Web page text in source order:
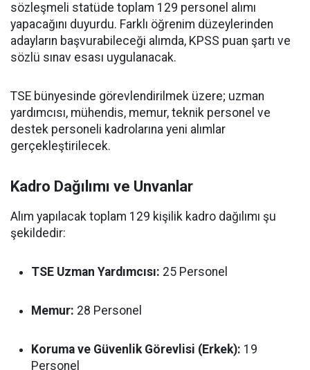
sözleşmeli statüde toplam 129 personel alımı
yapacağını duyurdu. Farklı öğrenim düzeylerinden
adayların başvurabileceği alımda, KPSS puan şartı ve
sözlü sınav esası uygulanacak.
TSE bünyesinde görevlendirilmek üzere; uzman
yardımcısı, mühendis, memur, teknik personel ve
destek personeli kadrolarına yeni alımlar
gerçekleştirilecek.
Kadro Dağılımı ve Unvanlar
Alım yapılacak toplam 129 kişilik kadro dağılımı şu
şekildedir:
TSE Uzman Yardımcısı: 25 Personel
Memur: 28 Personel
Koruma ve Güvenlik Görevlisi (Erkek): 19
Personel